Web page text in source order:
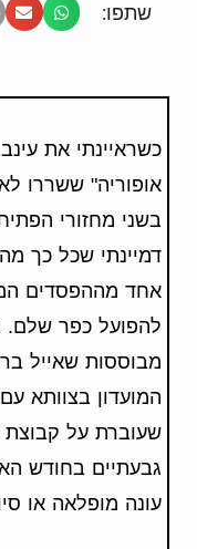
שתפו:
כשראיינתי את
אופוריה" ששררו
בשני מחזורי
דמיינתי שכל כך
להפועל כפר שלם.
מבוססות שאייל
המועדון בצוותא
שעוברת על קבוצת
גבעתיים בחודש
עונה מופלאה או